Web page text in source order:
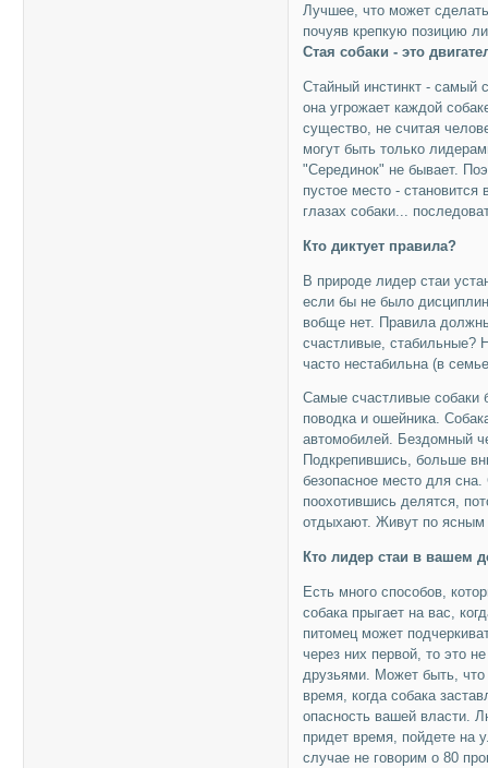
Лучшее, что может
почуяв крепкую позицию
Стая собаки - это
Стайный инстинкт - самый
она угрожает каждой
существо, не считая
могут быть только
"Серединок" не бывает.
пустое место -
глазах собаки...
Кто диктует правила?
В природе лидер стаи
если бы не было
вобще нет. Правила
счастливые, стабильные?
часто нестабильна (в
Самые счастливые собаки
поводка и ошейника.
автомобилей. Бездомный
Подкрепившись, больше
безопасное место для
поохотившись делятся,
отдыхают. Живут по
Кто лидер стаи в вашем
Есть много способов,
собака прыгает на вас,
питомец может
через них первой, то это
друзьями. Может быть,
время, когда собака
опасность вашей власти.
придет время, пойдете на
случае не говорим о 80